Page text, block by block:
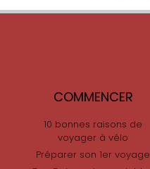
COMMENCER
10 bonnes raisons de
voyager à vélo
Préparer son 1er voyage